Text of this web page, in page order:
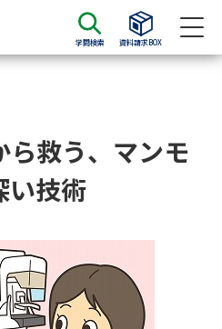
学問検索 資料請求BOX
請求
大学入学共通テスト利用選抜の
募集要項＆願書
救う、マンモ
い技術